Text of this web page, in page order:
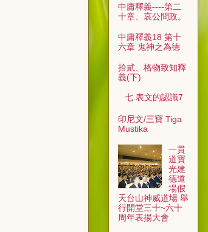
中庸釋義----第二
十章、哀公問政。
中庸釋義18 第十
六章 鬼神之為德
拾貳、格物致知釋
義(下)
七.表文的認識7
印尼文/三寶 Tiga
Mustika
一貫
道寶
光建
德道
場假
天台山神威道場 舉
行開堂三十~六十
周年表揚大會